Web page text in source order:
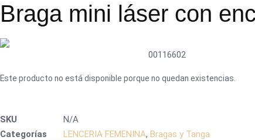
Braga mini láser con
00116602
Este producto no está disponible porque no quedan existencias.
SKU
N/A
Categorías
LENCERIA FEMENINA, Bragas y Tanga